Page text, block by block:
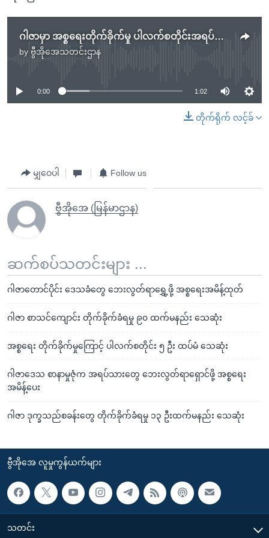
ဂါဇာမှာ အစ္စရေးတိုက်ခိုက်မှု ပါလက်စတိုင်းအရပ်သား ၂၈ ဦး သေဆုံး
by ဗွီအိုအေသတင်းဌာန
No media source currently available
0:00 1:02
တိုက်ရိုက် လင့်ခ်
မျှဝေပါ Follow us
ဗွီအိုအေ (မြန်မာဌာန)
ဆက်စပ်သတင်းများ ...
ဂါဇာတောင်ပိုင်း ဒေသခံတွေ ဘေးလွတ်ရာရွှေ့ဖို့ အစ္စရေးအမိန့်ထုတ်
ဂါဇာ စာသင်ကျောင်း တိုက်ခိုက်ခံရမှု ၉၀ ထက်မနည်း သေဆုံး
အစ္စရေး တိုက်ခိုက်မှုကြောင့် ပါလက်စတိုင်း ၅ ဦး ထပ်မံ သေဆုံး
ဂါဇာဒေသ စာနာမှုဇုံက အရပ်သားတွေ ဘေးလွတ်ရာရှောင်ဖို့ အစ္စရေး
အမိန့်ပေး
ဂါဇာ ဒုက္ခသည်စခန်းတွေ တိုက်ခိုက်ခံရမှု ၁၃ ဦးထက်မနည်း သေဆုံး
ဗွီအိုအေ လူမှုကွန်ယက်များ
သတင်း